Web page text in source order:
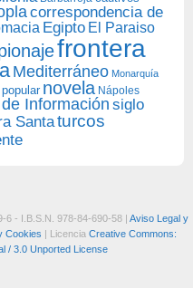
correspondencia de
Egipto El Paraiso
frontera
Mediterráneo Monarquía
novela Nápoles
Información siglo
Santaturcos
- I.B.S.N. 978-84-690-58 | Aviso Legal y
Cookies | Licencia Creative Commons:
/ 3.0 Unported License